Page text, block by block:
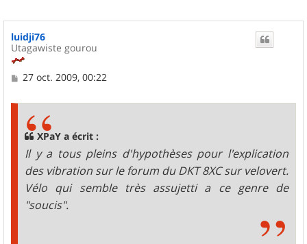
luidji76
Utagawiste gourou
M
27 oct. 2009, 00:22
XPaY a écrit :
Il y a tous pleins d'hypothèses pour l'explication
des vibration sur le forum du DKT 8XC sur velovert.
Vélo qui semble très assujetti a ce genre de
"soucis".